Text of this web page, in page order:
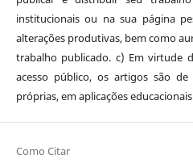
institucionais ou na sua página
alterações produtivas, bem como
trabalho publicado. c) Em virtude
acesso público, os artigos são
próprias, em aplicações
Como Citar